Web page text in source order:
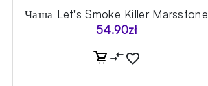
Чаша Let's Smoke Killer Marsstone
54.90zł